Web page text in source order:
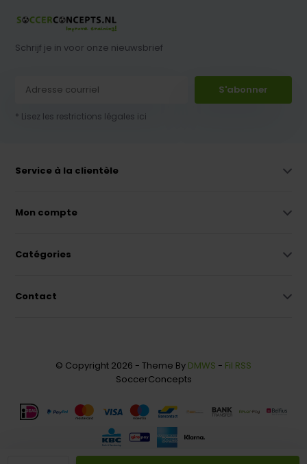
Schrijf je in voor onze nieuwsbrief
S'abonner
* Lisez les restrictions légales ici
Service à la clientèle
Mon compte
Catégories
Contact
© Copyright 2026 - Theme By DMWS - Fil RSS
SoccerConcepts